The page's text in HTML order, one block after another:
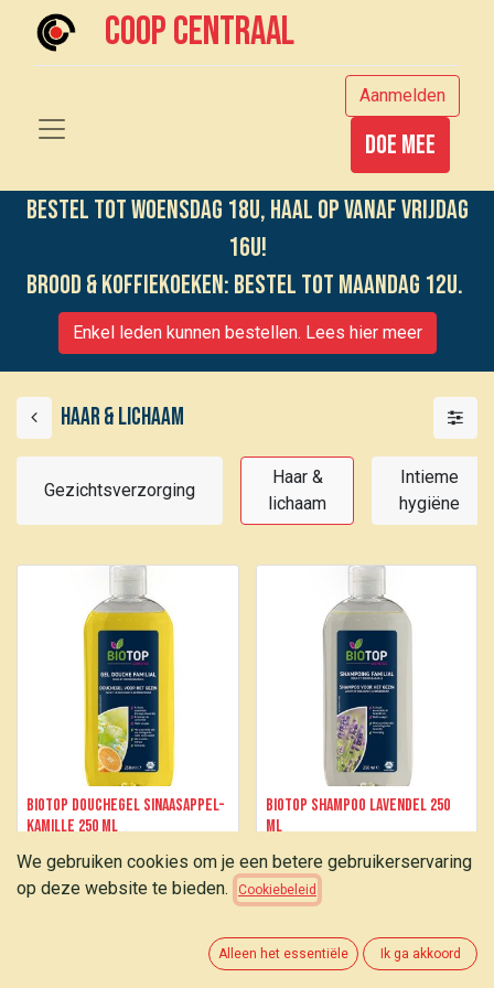
Coop centraal
Aanmelden
Doe mee
Bestel tot woensdag 18u, haal op vanaf vrijdag
16u!
Brood & koffiekoeken: bestel tot maandag 12u.
Enkel leden kunnen bestellen. Lees hier meer
Haar & lichaam
Gezichtsverzorging
Haar &
lichaam
Intieme
hygiëne
Biotop Douchegel Sinaasappel-
kamille 250 ml
3,95€
Biotop Shampoo lavendel 250
ml
3,65€
We gebruiken cookies om je een betere gebruikerservaring
op deze website te bieden.
Cookiebeleid
Alleen het essentiële Ik ga akkoord